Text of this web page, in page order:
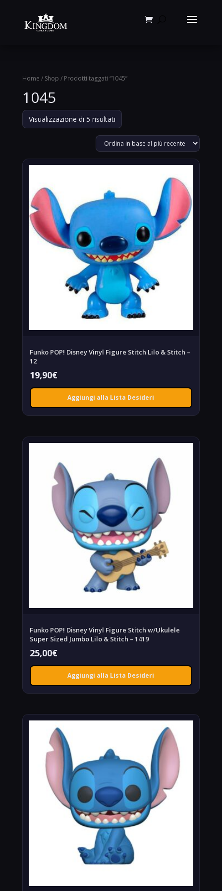
Home / Shop / Prodotti taggati “1045”
1045
Visualizzazione di 5 risultatiOrdina
in
base
al
più
Funko POP! Disney Vinyl Figure Stitch Lilo & Stitch –
12
19,90€
Aggiungi alla Lista Desideri
Funko POP! Disney Vinyl Figure Stitch w/Ukulele
Super Sized Jumbo Lilo & Stitch – 1419
25,00€
Aggiungi alla Lista Desideri